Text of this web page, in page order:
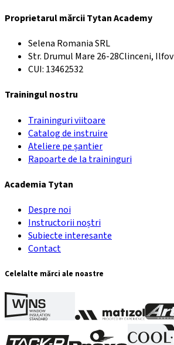
Proprietarul mărcii Tytan Academy
Selena Romania SRL
Str. Drumul Mare 26-28Clinceni, Ilfov
CUI: 13462532
Trainingul nostru
Traininguri viitoare
Catalog de instruire
Ateliere pe șantier
Rapoarte de la traininguri
Academia Tytan
Despre noi
Instructorii noștri
Subiecte interesante
Contact
Celelalte mărci ale noastre